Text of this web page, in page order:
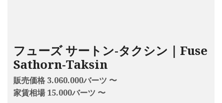
フューズ サートン-タクシン｜Fuse
Sathorn-Taksin
販売価格 3.060.000バーツ 〜
家賃相場 15.000バーツ 〜